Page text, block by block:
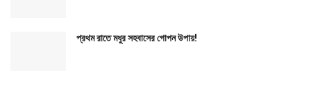
প্রথম রাতে মধুর সহবাসের গোপন উপায়!